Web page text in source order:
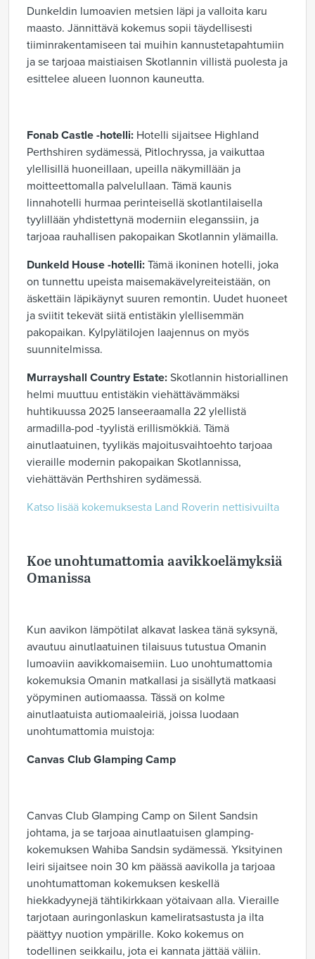
Dunkeldin lumoavien metsien läpi ja valloita karu
maasto. Jännittävä kokemus sopii täydellisesti
tiiminrakentamiseen tai muihin kannustetapahtumiin
ja se tarjoaa maistiaisen Skotlannin villistä puolesta ja
esittelee alueen luonnon kauneutta.
Fonab Castle -hotelli: Hotelli sijaitsee Highland
Perthshiren sydämessä, Pitlochryssa, ja vaikuttaa
ylellisillä huoneillaan, upeilla näkymillään ja
moitteettomalla palvelullaan. Tämä kaunis
linnahotelli hurmaa perinteisellä skotlantilaisella
tyylillään yhdistettynä moderniin eleganssiin, ja
tarjoaa rauhallisen pakopaikan Skotlannin ylämailla.
Dunkeld House -hotelli: Tämä ikoninen hotelli, joka
on tunnettu upeista maisemakävelyreiteistään, on
äskettäin läpikäynyt suuren remontin. Uudet huoneet
ja sviitit tekevät siitä entistäkin ylellisemmän
pakopaikan. Kylpylätilojen laajennus on myös
suunnitelmissa.
Murrayshall Country Estate: Skotlannin historiallinen
helmi muuttuu entistäkin viehättävämmäksi
huhtikuussa 2025 lanseeraamalla 22 ylellistä
armadilla-pod -tyylistä erillismökkiä. Tämä
ainutlaatuinen, tyylikäs majoitusvaihtoehto tarjoaa
vieraille modernin pakopaikan Skotlannissa,
viehättävän Perthshiren sydämessä.
Katso lisää kokemuksesta Land Roverin nettisivuilta
Koe unohtumattomia aavikkoelämyksiä
Omanissa
Kun aavikon lämpötilat alkavat laskea tänä syksynä,
avautuu ainutlaatuinen tilaisuus tutustua Omanin
lumoaviin aavikkomaisemiin. Luo unohtumattomia
kokemuksia Omanin matkallasi ja sisällytä matkaasi
yöpyminen autiomaassa. Tässä on kolme
ainutlaatuista autiomaaleiriä, joissa luodaan
unohtumattomia muistoja:
Canvas Club Glamping Camp
Canvas Club Glamping Camp on Silent Sandsin
johtama, ja se tarjoaa ainutlaatuisen glamping-
kokemuksen Wahiba Sandsin sydämessä. Yksityinen
leiri sijaitsee noin 30 km päässä aavikolla ja tarjoaa
unohtumattoman kokemuksen keskellä
hiekkadyynejä tähtikirkkaan yötaivaan alla. Vieraille
tarjotaan auringonlaskun kameliratsastusta ja ilta
päättyy nuotion ympärille. Koko kokemus on
todellinen seikkailu, jota ei kannata jättää väliin.